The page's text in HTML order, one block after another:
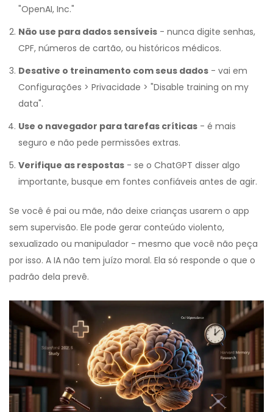
"OpenAI, Inc."
Não use para dados sensíveis - nunca digite senhas,
CPF, números de cartão, ou históricos médicos.
Desative o treinamento com seus dados - vai em
Configurações > Privacidade > "Disable training on my
data".
Use o navegador para tarefas críticas - é mais
seguro e não pede permissões extras.
Verifique as respostas - se o ChatGPT disser algo
importante, busque em fontes confiáveis antes de agir.
Se você é pai ou mãe, não deixe crianças usarem o app
sem supervisão. Ele pode gerar conteúdo violento,
sexualizado ou manipulador - mesmo que você não peça
por isso. A IA não tem juízo moral. Ela só responde o que o
padrão dela prevê.